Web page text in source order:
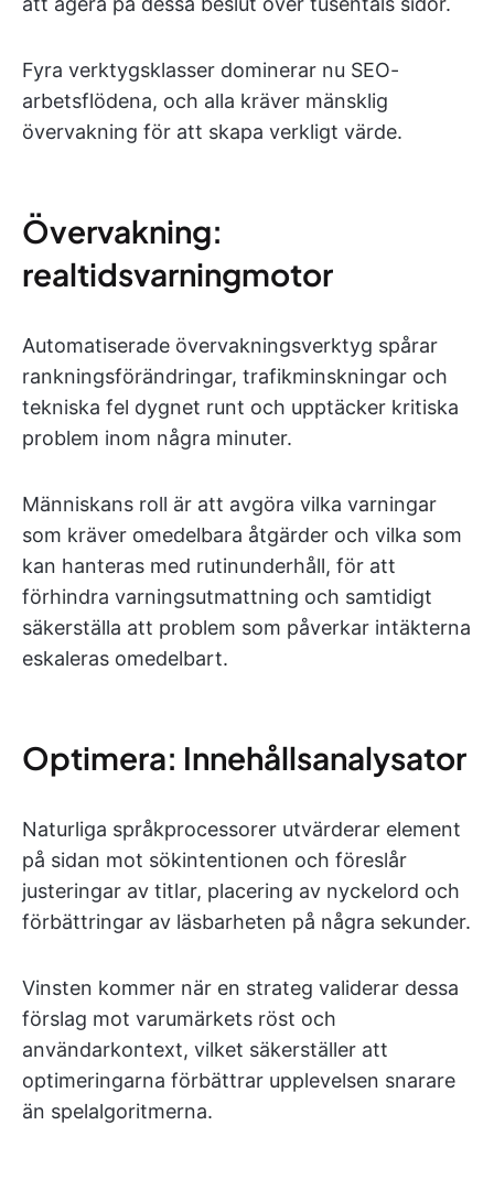
Fyra verktygsklasser dominerar nu SEO-
arbetsflödena, och alla kräver mänsklig
övervakning för att skapa verkligt värde.
Övervakning:
realtidsvarningmotor
Automatiserade övervakningsverktyg spårar
rankningsförändringar, trafikminskningar och
tekniska fel dygnet runt och upptäcker kritiska
problem inom några minuter.
Människans roll är att avgöra vilka varningar
som kräver omedelbara åtgärder och vilka som
kan hanteras med rutinunderhåll, för att
förhindra varningsutmattning och samtidigt
säkerställa att problem som påverkar intäkterna
eskaleras omedelbart.
Optimera: Innehållsanalysator
Naturliga språkprocessorer utvärderar element
på sidan mot sökintentionen och föreslår
justeringar av titlar, placering av nyckelord och
förbättringar av läsbarheten på några sekunder.
Vinsten kommer när en strateg validerar dessa
förslag mot varumärkets röst och
användarkontext, vilket säkerställer att
optimeringarna förbättrar upplevelsen snarare
än spelalgoritmerna.